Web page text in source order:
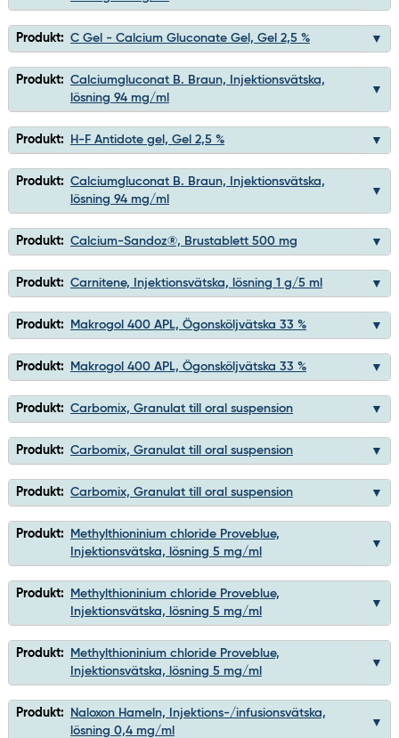
Produkt: C Gel - Calcium Gluconate Gel, Gel 2,5 %
Produkt: Calciumgluconat B. Braun, Injektionsvätska,
lösning 94 mg/ml
Produkt: H-F Antidote gel, Gel 2,5 %
Produkt: Calciumgluconat B. Braun, Injektionsvätska,
lösning 94 mg/ml
Produkt: Calcium-Sandoz®, Brustablett 500 mg
Produkt: Carnitene, Injektionsvätska, lösning 1 g/5 ml
Produkt: Makrogol 400 APL, Ögonsköljvätska 33 %
Produkt: Makrogol 400 APL, Ögonsköljvätska 33 %
Produkt: Carbomix, Granulat till oral suspension
Produkt: Carbomix, Granulat till oral suspension
Produkt: Carbomix, Granulat till oral suspension
Produkt:
Methylthioninium chloride Proveblue,
Injektionsvätska, lösning 5 mg/ml
Produkt:
Methylthioninium chloride Proveblue,
Injektionsvätska, lösning 5 mg/ml
Produkt:
Methylthioninium chloride Proveblue,
Injektionsvätska, lösning 5 mg/ml
Produkt:
Naloxon Hameln, Injektions-/infusionsvätska,
lösning 0,4 mg/ml